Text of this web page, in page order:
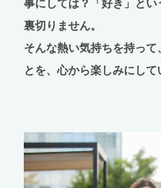
事にしては？「好き」と
裏切りません。
そんな熱い気持ちを持っ
とを、心から楽しみにして